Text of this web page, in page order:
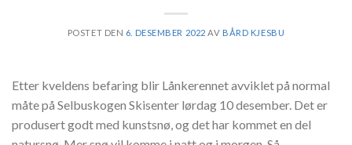
POSTET DEN 6. DESEMBER 2022 AV BÅRD KJESBU
Etter kveldens befaring blir Lånkerennet avviklet på normal
måte på Selbuskogen Skisenter lørdag 10 desember. Det er
produsert godt med kunstsnø, og det har kommet en del